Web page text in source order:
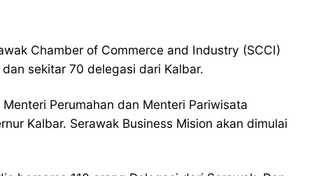
Chamber of Commerce and Industry (SCCI)
sekitar 70 delegasi dari Kalbar.
Perumahan dan Menteri Pariwisata
Kalbar. Serawak Business Mision akan dimulai